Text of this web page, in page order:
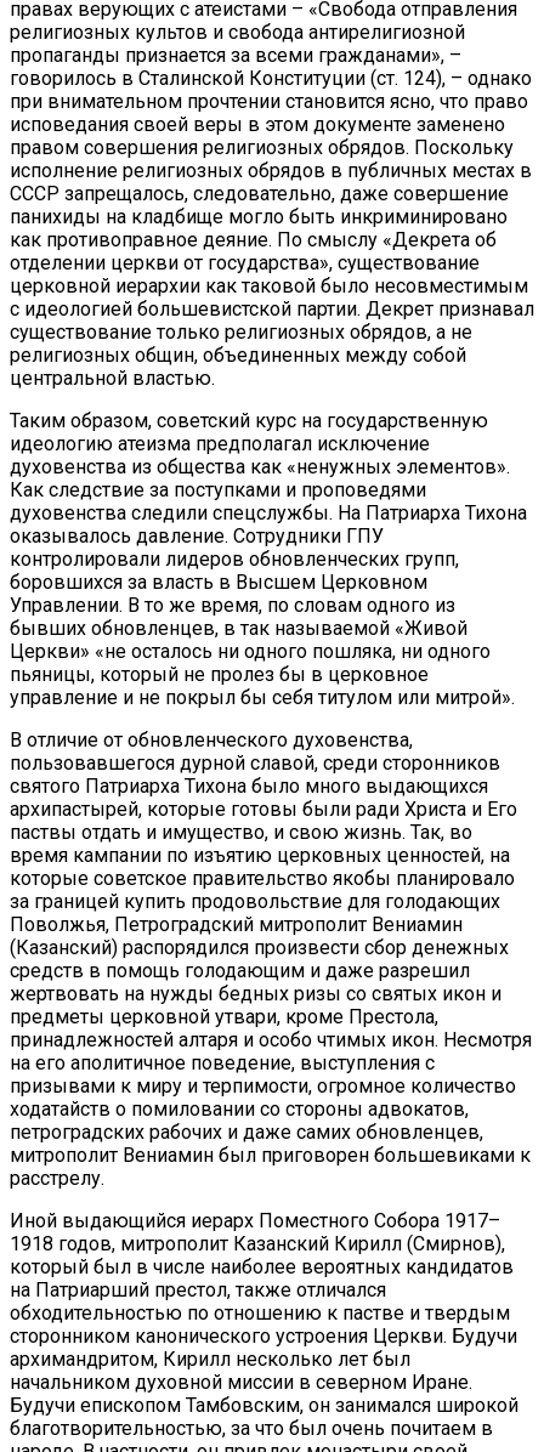
правах верующих с атеистами – «Свобода отправления
религиозных культов и свобода антирелигиозной
пропаганды признается за всеми гражданами», –
говорилось в Сталинской Конституции (ст. 124), – однако
при внимательном прочтении становится ясно, что право
исповедания своей веры в этом документе заменено
правом совершения религиозных обрядов. Поскольку
исполнение религиозных обрядов в публичных местах в
СССР запрещалось, следовательно, даже совершение
панихиды на кладбище могло быть инкриминировано
как противоправное деяние. По смыслу «Декрета об
отделении церкви от государства», существование
церковной иерархии как таковой было несовместимым
с идеологией большевистской партии. Декрет признавал
существование только религиозных обрядов, а не
религиозных общин, объединенных между собой
центральной властью.
Таким образом, советский курс на государственную
идеологию атеизма предполагал исключение
духовенства из общества как «ненужных элементов».
Как следствие за поступками и проповедями
духовенства следили спецслужбы. На Патриарха Тихона
оказывалось давление. Сотрудники ГПУ
контролировали лидеров обновленческих групп,
боровшихся за власть в Высшем Церковном
Управлении. В то же время, по словам одного из
бывших обновленцев, в так называемой «Живой
Церкви» «не осталось ни одного пошляка, ни одного
пьяницы, который не пролез бы в церковное
управление и не покрыл бы себя титулом или митрой».
В отличие от обновленческого духовенства,
пользовавшегося дурной славой, среди сторонников
святого Патриарха Тихона было много выдающихся
архипастырей, которые готовы были ради Христа и Его
паствы отдать и имущество, и свою жизнь. Так, во
время кампании по изъятию церковных ценностей, на
которые советское правительство якобы планировало
за границей купить продовольствие для голодающих
Поволжья, Петроградский митрополит Вениамин
(Казанский) распорядился произвести сбор денежных
средств в помощь голодающим и даже разрешил
жертвовать на нужды бедных ризы со святых икон и
предметы церковной утвари, кроме Престола,
принадлежностей алтаря и особо чтимых икон. Несмотря
на его аполитичное поведение, выступления с
призывами к миру и терпимости, огромное количество
ходатайств о помиловании со стороны адвокатов,
петроградских рабочих и даже самих обновленцев,
митрополит Вениамин был приговорен большевиками к
расстрелу.
Иной выдающийся иерарх Поместного Собора 1917–
1918 годов, митрополит Казанский Кирилл (Смирнов),
который был в числе наиболее вероятных кандидатов
на Патриарший престол, также отличался
обходительностью по отношению к пастве и твердым
сторонником канонического устроения Церкви. Будучи
архимандритом, Кирилл несколько лет был
начальником духовной миссии в северном Иране.
Будучи епископом Тамбовским, он занимался широкой
благотворительностью, за что был очень почитаем в